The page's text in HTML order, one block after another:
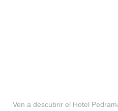
Ven a descubrir el Hotel